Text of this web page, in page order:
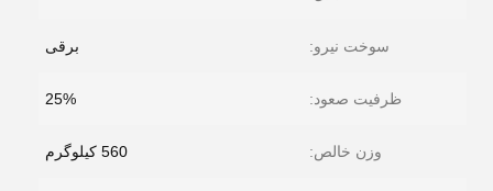
سوخت نیرو: برقی
ظرفیت صعود: 25%
وزن خالص: 560 کیلوگرم